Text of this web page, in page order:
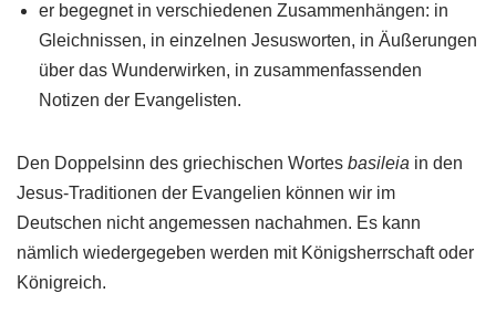
er begegnet in verschiedenen Zusammenhängen: in
Gleichnissen, in einzelnen Jesusworten, in Äußerungen
über das Wunderwirken, in zusammenfassenden
Notizen der Evangelisten.
Den Doppelsinn des griechischen Wortes basileia in den
Jesus-Traditionen der Evangelien können wir im
Deutschen nicht angemessen nachahmen. Es kann
nämlich wiedergegeben werden mit Königsherrschaft oder
Königreich.